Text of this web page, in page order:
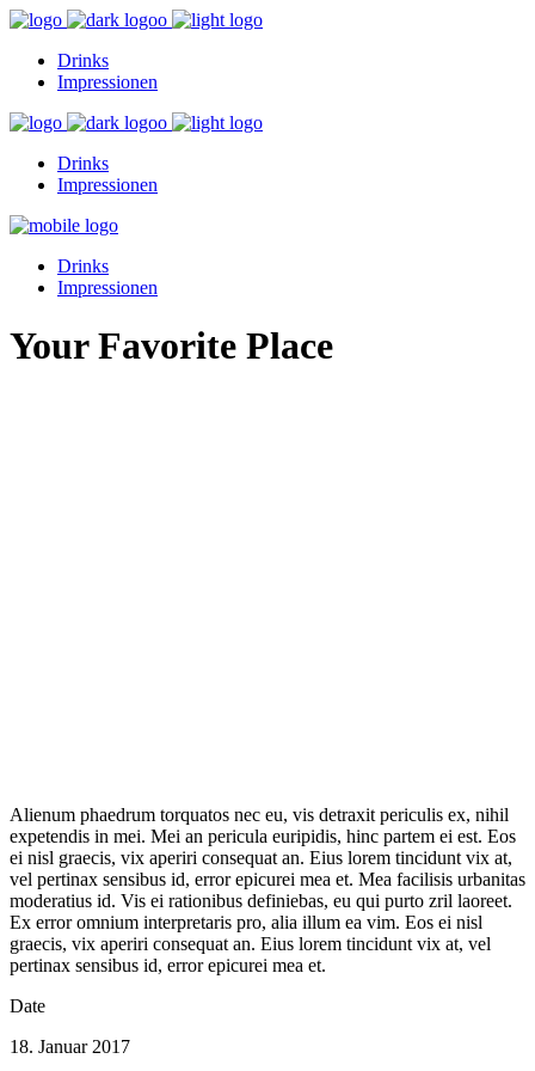
Drinks
Impressionen
Drinks
Impressionen
Drinks
Impressionen
Your Favorite Place
Alienum phaedrum torquatos nec eu, vis detraxit periculis ex, nihil
expetendis in mei. Mei an pericula euripidis, hinc partem ei est. Eos
ei nisl graecis, vix aperiri consequat an. Eius lorem tincidunt vix at,
vel pertinax sensibus id, error epicurei mea et. Mea facilisis urbanitas
moderatius id. Vis ei rationibus definiebas, eu qui purto zril laoreet.
Ex error omnium interpretaris pro, alia illum ea vim. Eos ei nisl
graecis, vix aperiri consequat an. Eius lorem tincidunt vix at, vel
pertinax sensibus id, error epicurei mea et.
Date
18. Januar 2017